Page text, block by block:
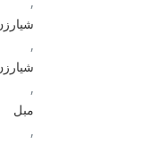
,
,
مبل
,